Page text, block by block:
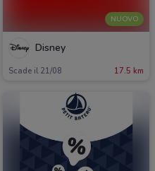
NUOVO
Disney
Scade il 21/08 17.5 km